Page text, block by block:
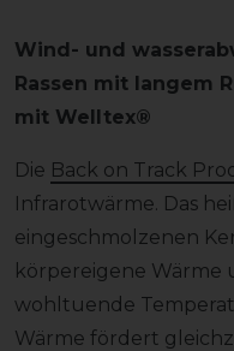
Wind- und
Rassen mit langem
mit Welltex®
Die Back on Track
Infrarotwärme. Das
eingeschmolzenen
körpereigene Wärme
wohltuende
Wärme fördert